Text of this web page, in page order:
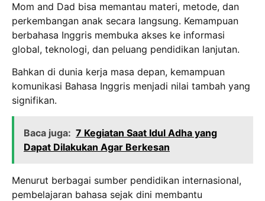
Mom and Dad bisa memantau materi, metode, dan
perkembangan anak secara langsung. Kemampuan
berbahasa Inggris membuka akses ke informasi
global, teknologi, dan peluang pendidikan lanjutan.
Bahkan di dunia kerja masa depan, kemampuan
komunikasi Bahasa Inggris menjadi nilai tambah yang
signifikan.
Baca juga: 7 Kegiatan Saat Idul Adha yang
Dapat Dilakukan Agar Berkesan
Menurut berbagai sumber pendidikan internasional,
pembelajaran bahasa sejak dini membantu